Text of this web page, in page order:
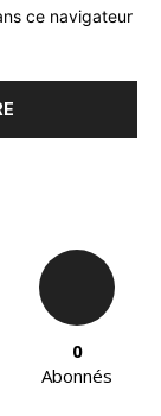
ce navigateur
0
Abonnés